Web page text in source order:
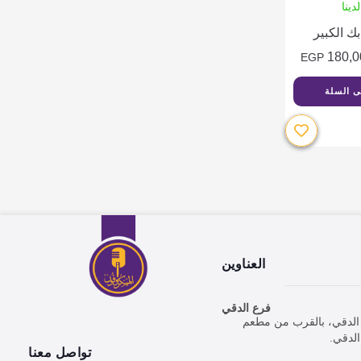
الكبير
EGP
السلة
العناوين
فرع الدقي
الدقي، بالقرب من مطعم
تواصل معنا